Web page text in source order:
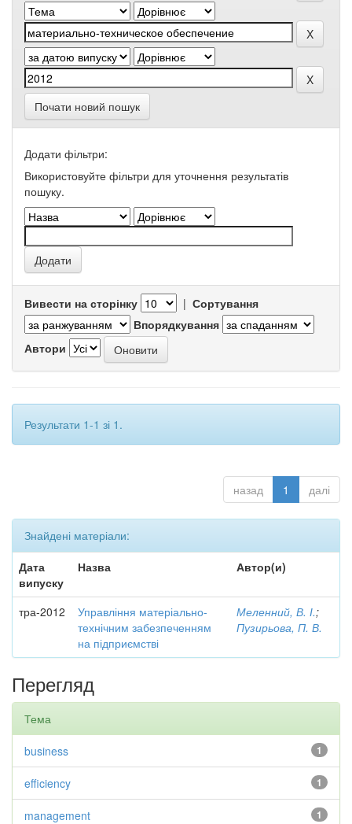
Почати новий пошук
Додати фільтри:
Використовуйте фільтри для уточнення результатів
пошуку.
Вивести на сторінку | Сортування
Впорядкування
Автори
Результати 1-1 зі 1.
назад 1 далі
Знайдені матеріали:
Дата
випуску
Назва Автор(и)
тра-2012
Управління матеріально-
технічним забезпеченням
на підприємстві
Меленний, В. І.;
Пузирьова, П. В.
Перегляд
Тема
1
business
1
efficiency
1
management